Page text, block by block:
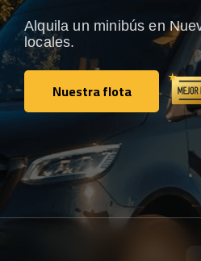
Alquila un minibús en
locales.
Nuestra flota
Nuestra flota